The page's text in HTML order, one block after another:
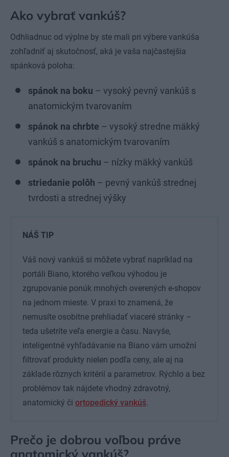
Ako vybrať vankúš?
Odhliadnuc od výplne by ste mali pri výbere vankúša
zohľadniť aj skutočnosť, aká je vaša najčastejšia
spánková poloha:
spánok na boku – vysoký pevný vankúš s
anatomickým tvarovaním
spánok na chrbte – vysoký stredne mäkký
vankúš s anatomickým tvarovaním
spánok na bruchu – nízky mäkký vankúš
striedanie polôh – pevný vankúš strednej
tvrdosti a strednej výšky
NÁŠ TIP
Váš nový vankúš si môžete vybrať napríklad na
portáli Biano, ktorého veľkou výhodou je
zgrupovanie ponúk mnohých overených e-shopov
na jednom mieste. V praxi to znamená, že
nemusíte osobitne prehliadať viaceré stránky –
teda ušetríte veľa energie a času. Navyše,
inteligentné vyhľadávanie na Biano vám umožní
filtrovať produkty nielen podľa ceny, ale aj na
základe rôznych kritérií a parametrov. Rýchlo a bez
problémov tak nájdete vhodný zdravotný,
anatomický či ortopedický vankúš.
Prečo je dobrou voľbou práve
anatomický vankúš?